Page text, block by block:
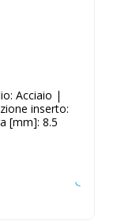
Acciaio |
inserto:
[mm]: 8.5